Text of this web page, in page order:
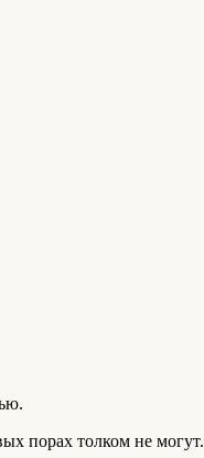
порах толком не могут.